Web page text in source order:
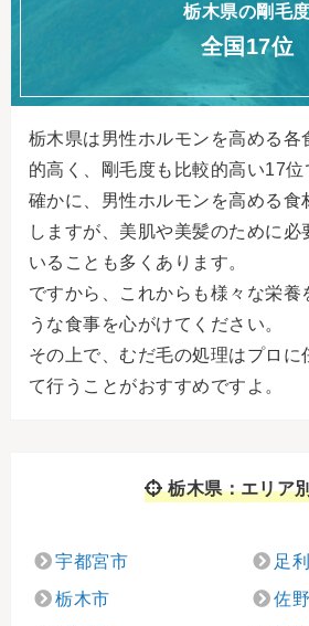
栃木県の剛毛度
全国17位
栃木県は男性ホルモンを高める各
的高く、剛毛度も比較的高い17位
確かに、男性ホルモンを高める食
しますが、美肌や美髪のために必
いることも多くあります。
ですから、これからも様々な栄養
うな食事を心がけてください。
その上で、むだ毛の処理はプロに
て行うことがおすすめですよ。
栃木県：エリア
宇都宮市 足
栃木市 佐